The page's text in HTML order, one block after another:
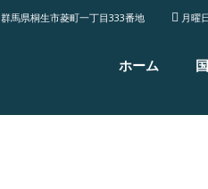
月曜
群馬県桐生市菱町一丁目333番地
ホーム